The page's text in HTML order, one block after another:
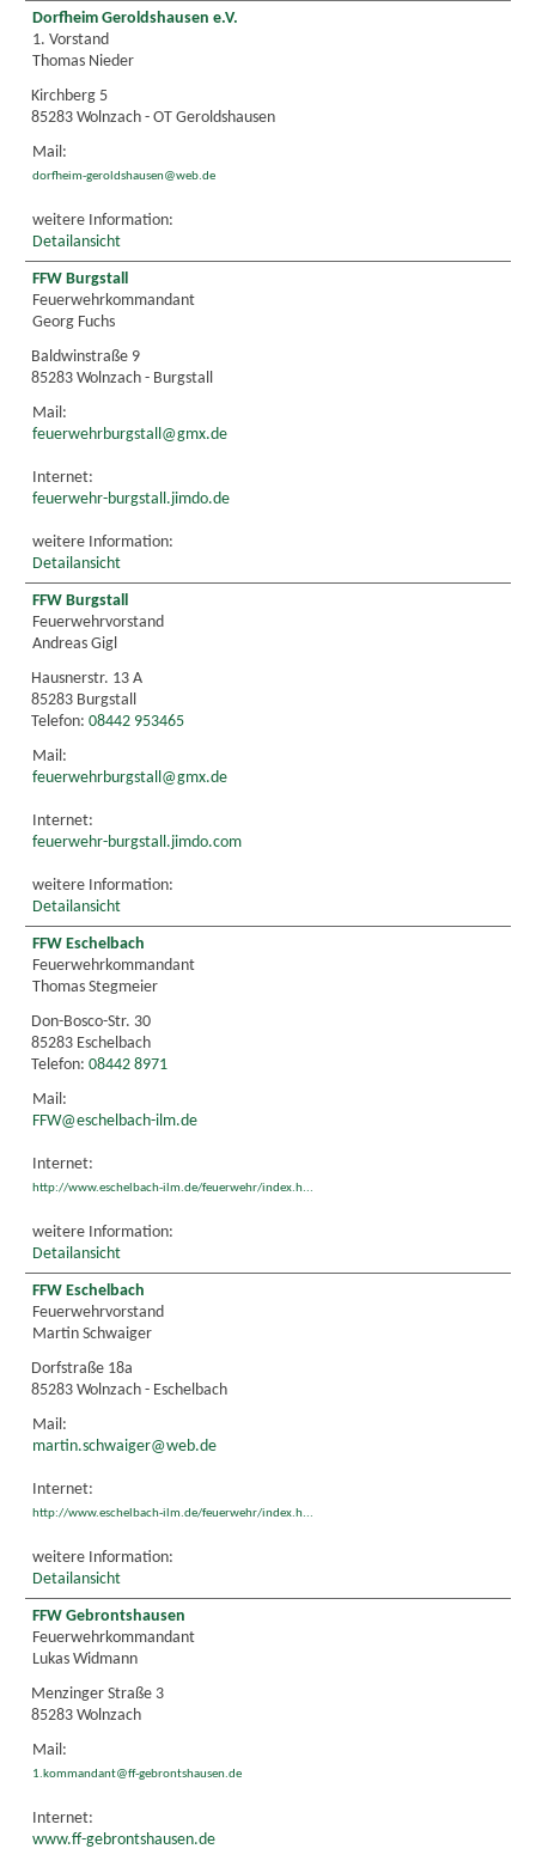
Dorfheim Geroldshausen e.V.
1. Vorstand
Thomas Nieder
Kirchberg 5
85283 Wolnzach - OT Geroldshausen
Mail:
dorfheim-geroldshausen@web.de
weitere Information:
Detailansicht
FFW Burgstall
Feuerwehrkommandant
Georg Fuchs
Baldwinstraße 9
85283 Wolnzach - Burgstall
Mail:
feuerwehrburgstall@gmx.de
Internet:
feuerwehr-burgstall.jimdo.de
weitere Information:
Detailansicht
FFW Burgstall
Feuerwehrvorstand
Andreas Gigl
Hausnerstr. 13 A
85283 Burgstall
Telefon: 08442 953465
Mail:
feuerwehrburgstall@gmx.de
Internet:
feuerwehr-burgstall.jimdo.com
weitere Information:
Detailansicht
FFW Eschelbach
Feuerwehrkommandant
Thomas Stegmeier
Don-Bosco-Str. 30
85283 Eschelbach
Telefon: 08442 8971
Mail:
FFW@eschelbach-ilm.de
Internet:
http://www.eschelbach-ilm.de/feuerwehr/index.h...
weitere Information:
Detailansicht
FFW Eschelbach
Feuerwehrvorstand
Martin Schwaiger
Dorfstraße 18a
85283 Wolnzach - Eschelbach
Mail:
martin.schwaiger@web.de
Internet:
http://www.eschelbach-ilm.de/feuerwehr/index.h...
weitere Information:
Detailansicht
FFW Gebrontshausen
Feuerwehrkommandant
Lukas Widmann
Menzinger Straße 3
85283 Wolnzach
Mail:
1.kommandant@ff-gebrontshausen.de
Internet:
www.ff-gebrontshausen.de